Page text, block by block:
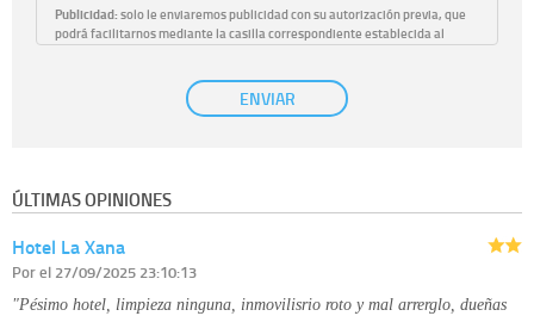
Publicidad:solo le enviaremos publicidad con su autorización previa, que
podrá facilitarnos mediante la casilla correspondiente establecida al
únicamente trataremos sus datos con su consentimiento
previo, que podrá facilitarnos mediante la casilla correspondiente
Derechos:tiene derecho a saber qué información tenemos sobre usted,
disponible en nuestra página web.
Información complementaria:
ENVIAR
ÚLTIMAS OPINIONES
Hotel La Xana
Porel 27/09/2025 23:10:13
"Pésimo hotel, limpieza ninguna, inmovilisrio roto y mal arrerglo, dueñas